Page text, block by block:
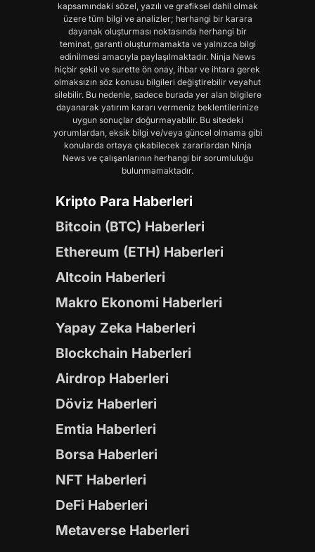
kapsamındaki sözel, yazılı ve grafiksel dahil olmak
üzere tüm bilgi ve analizler; herhangi bir karara
dayanak oluşturması noktasında herhangi bir
teminat, garanti oluşturmamakta ve yalnızca bilgi
edinilmesi amacıyla paylaşılmaktadır. Ninja News
hiçbir şekil ve surette ön onay, ihbar ve ihtara gerek
olmaksızın söz konusu bilgileri değiştirebilir veyahut
silebilir. Bu nedenle, sadece burada yer alan bilgilere
dayanarak yatırım kararı vermeniz beklentilerinize
uygun sonuçlar doğurmayabilir. Bu sitedeki
yorumlardan, eksik bilgi ve/veya güncel olmama gibi
konularda ortaya çıkabilecek zararlardan Ninja
News ve çalışanlarının herhangi bir sorumluluğu
bulunmamaktadır.
Kripto Para Haberleri
Bitcoin (BTC) Haberleri
Ethereum (ETH) Haberleri
Altcoin Haberleri
Makro Ekonomi Haberleri
Yapay Zeka Haberleri
Blockchain Haberleri
Airdrop Haberleri
Döviz Haberleri
Emtia Haberleri
Borsa Haberleri
NFT Haberleri
DeFi Haberleri
Metaverse Haberleri